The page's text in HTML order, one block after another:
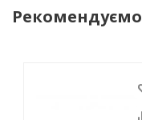
Рекомендуємо